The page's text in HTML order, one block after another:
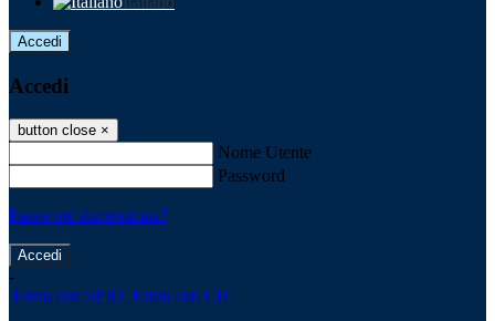
Accedi
Accedi
button close ×
Nome Utente
Password
Password dimenticata?
-
Entra con SPID Entra con CIE